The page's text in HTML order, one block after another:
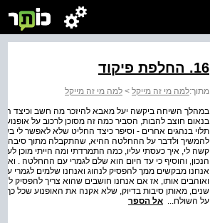
16. החלפת פיקוד
מתוך:למה מי זה מייקל > למה מי זה מייקל
במהלך השיחה ביקשה יעל מאבא להיזכר מה חשב וכיצד
בנאום חוצב להבות, הסביר כמה זה מסוכן לרכוב על
תלוי בנהגים אחרים - וסיפר כיצד החליט שלא לאפשר לי
להמשיך ולדבר על ההחלטה ההיא, שהתקבלה מתוך סיבה
קשה לי, איך כעסתי עליו, כמה התמרדתי ומה הייתי מוכן
הנכון, והוסיף כי עד היום הוא שלם לגמרי עם ההחלטה .
אנחנו מבקשים ממך להפסיק לנהוג ואנחנו שלמים לגמרי
ואוהבים אותו, אז אם אנחנו חושבים שהוא צריך להפסיק
שנים, מאותן סיבות בדיוק, שלא אקנה את האופנוע שכל כך
על השולח... אל הספר